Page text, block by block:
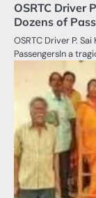
OSRTC Driver
Dozens of
OSRTC Driver P.
PassengersIn a